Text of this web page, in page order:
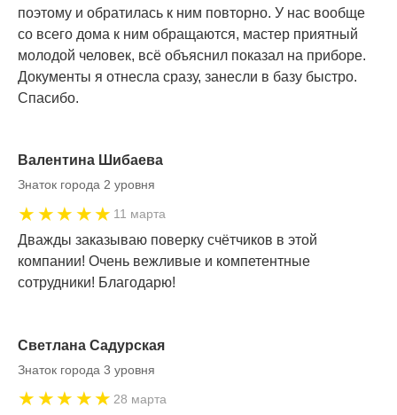
поэтому и обратилась к ним повторно. У нас вообще
со всего дома к ним обращаются, мастер приятный
молодой человек, всё объяснил показал на приборе.
Документы я отнесла сразу, занесли в базу быстро.
Спасибо.
Валентина Шибаева
Знаток города 2 уровня
★★★★★ 11 марта
Дважды заказываю поверку счётчиков в этой
компании! Очень вежливые и компетентные
сотрудники! Благодарю!
Светлана Садурская
Знаток города 3 уровня
★★★★★ 28 марта